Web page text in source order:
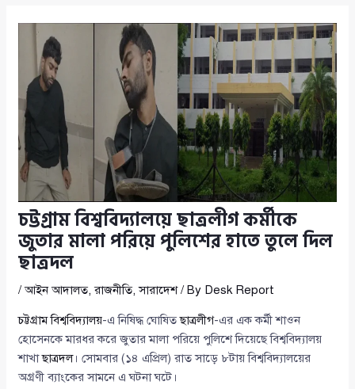
চট্টগ্রাম বিশ্ববিদ্যালয়ে ছাত্রলীগ কর্মীকে
জুতার মালা পরিয়ে পুলিশের হাতে তুলে দিল
ছাত্রদল
/আইন আদালত,রাজনীতি,সারাদেশ/ By Desk Report
চট্টগ্রাম বিশ্ববিদ্যালয়-এ নিষিদ্ধ ঘোষিতছাত্রলীগ-এর এক কর্মী শাওন
হোসেনকে মারধর করে জুতার মালা পরিয়ে পুলিশে দিয়েছে বিশ্ববিদ্যালয়
শাখাছাত্রদল। সোমবার (১৪ এপ্রিল) রাত সাড়ে ৮টায় বিশ্ববিদ্যালয়ের
অগ্রণী ব্যাংকের সামনে এ ঘটনা ঘটে।